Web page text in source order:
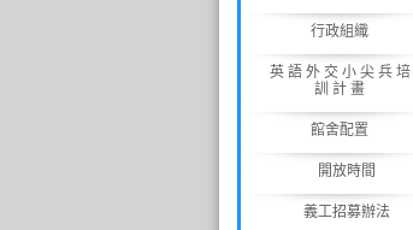
行政組織
英 語 外 交 小 尖 兵 培
訓 計 畫
館舍配置
開放時間
義工招募辦法